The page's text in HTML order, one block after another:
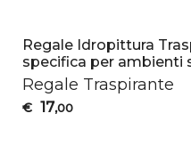
Regale Idropittura
specifica per ambienti
Regale Traspirante
€ 17,00